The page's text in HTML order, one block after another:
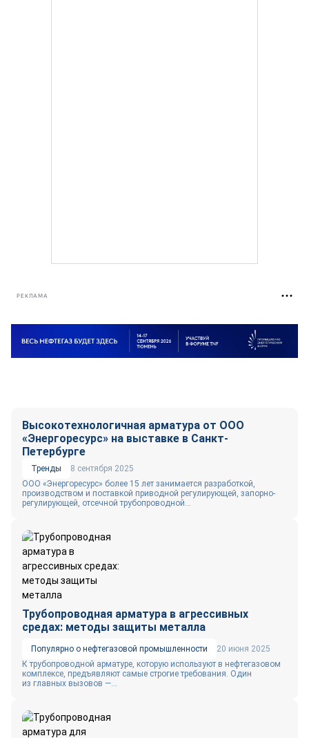
РЕКЛАМА
Высокотехнологичная арматура от ООО
«Энергоресурс» на выставке в Санкт-
Петербурге
Тренды
8 сентября 2025
ООО «Энергоресурс» более 15 лет занимается разработкой,
производством и поставкой приводной регулирующей, запорно-
регулирующей, отсечной трубопроводной...
Трубопроводная арматура в агрессивных
средах: методы защиты металла
Популярно о нефтегазовой промышленности
20 июня 2025
К трубопроводной арматуре, которую используют в нефтегазовом
комплексе, предъявляют самые строгие требования. Один
из главных вызовов —...